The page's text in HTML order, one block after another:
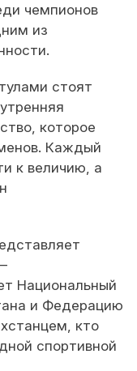
чемпионов
из
стоят
которое
Каждый
к величию, а
Национальный
и Федерацию
кто
спортивной